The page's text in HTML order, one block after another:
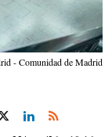
- Comunidad de Madrid